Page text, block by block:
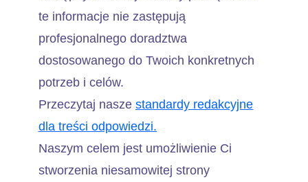
te informacje nie zastępują
profesjonalnego doradztwa
dostosowanego do Twoich konkretnych
potrzeb i celów.
Przeczytaj nasze standardy redakcyjne
dla treści odpowiedzi.
Naszym celem jest umożliwienie Ci
stworzenia niesamowitej strony